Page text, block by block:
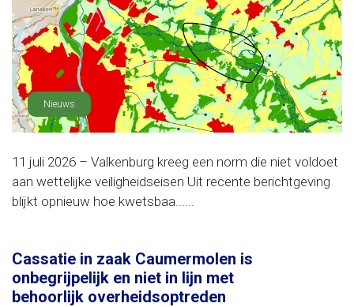
Nieuws
11 juli 2026 – Valkenburg kreeg een norm die niet voldoet
aan wettelijke veiligheidseisen Uit recente berichtgeving
blijkt opnieuw hoe kwetsbaa......
Cassatie in zaak Caumermolen is
onbegrijpelijk en niet in lijn met
behoorlijk overheidsoptreden